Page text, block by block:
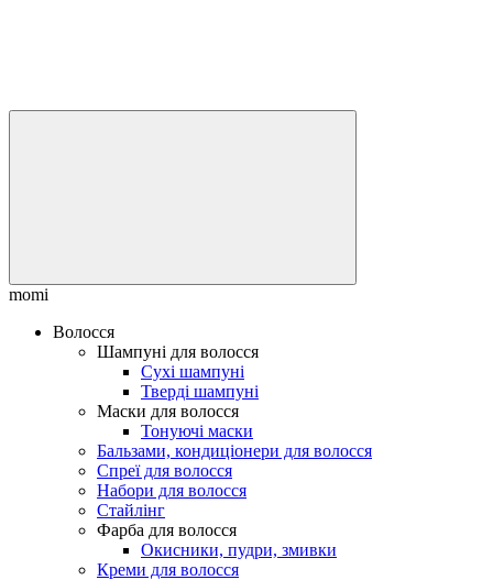
momi
Волосся
Шампуні для волосся
Сухі шампуні
Тверді шампуні
Маски для волосся
Тонуючі маски
Бальзами, кондиціонери для волосся
Спреї для волосся
Набори для волосся
Стайлінг
Фарба для волосся
Окисники, пудри, змивки
Креми для волосся